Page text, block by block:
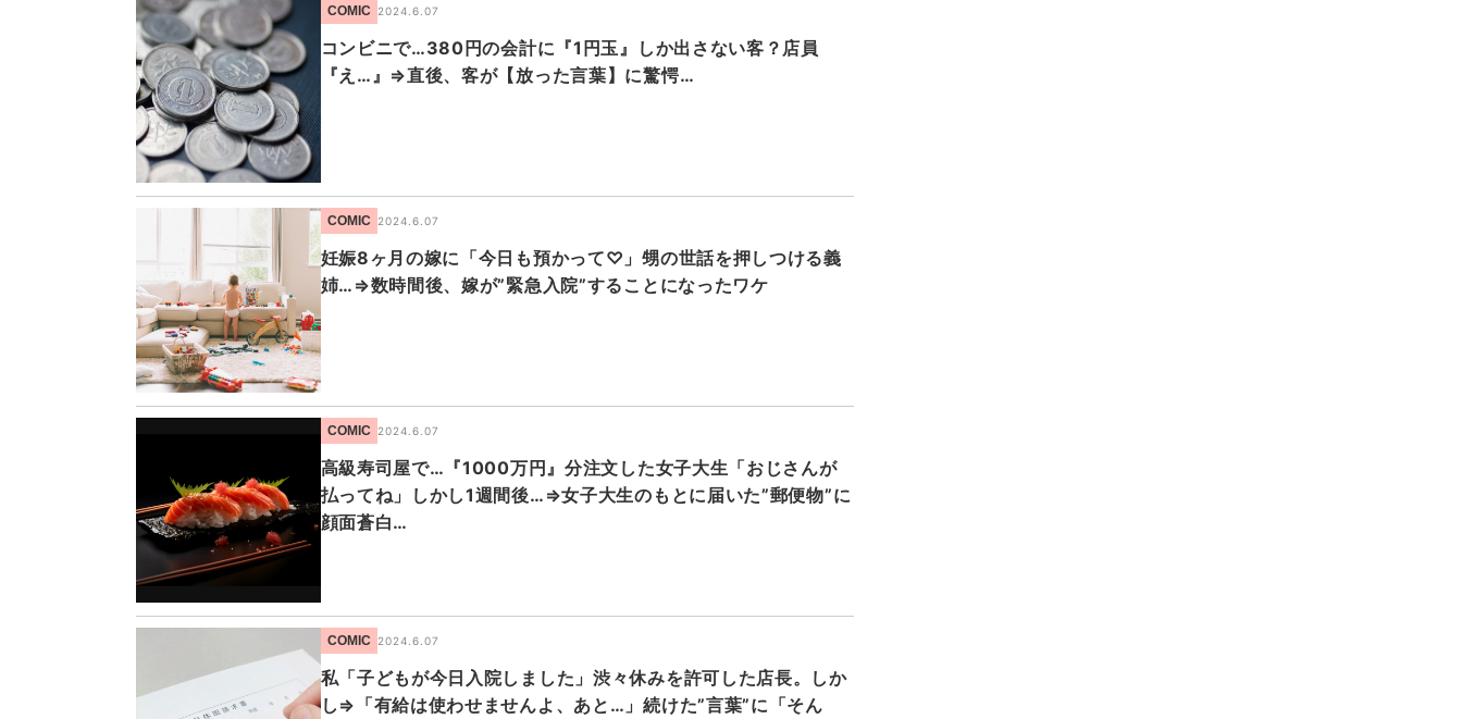
COMIC 2024.6.07
コンビニで…380円の会計に『1円玉』しか出さない客？店員
『え…』⇒直後、客が【放った言葉】に驚愕…
COMIC 2024.6.07
妊娠8ヶ月の嫁に「今日も預かって♡」甥の世話を押しつける義
姉…⇒数時間後、嫁が”緊急入院”することになったワケ
COMIC 2024.6.07
高級寿司屋で…『1000万円』分注文した女子大生「おじさんが
払ってね」しかし1週間後…⇒女子大生のもとに届いた”郵便物”に
顔面蒼白…
COMIC 2024.6.07
私「子どもが今日入院しました」渋々休みを許可した店長。しか
し⇒「有給は使わせませんよ、あと…」続けた”言葉”に「そん